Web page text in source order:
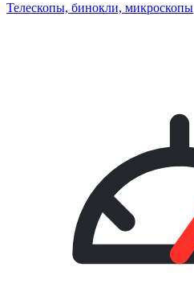
Телескопы, бинокли, микроскопы